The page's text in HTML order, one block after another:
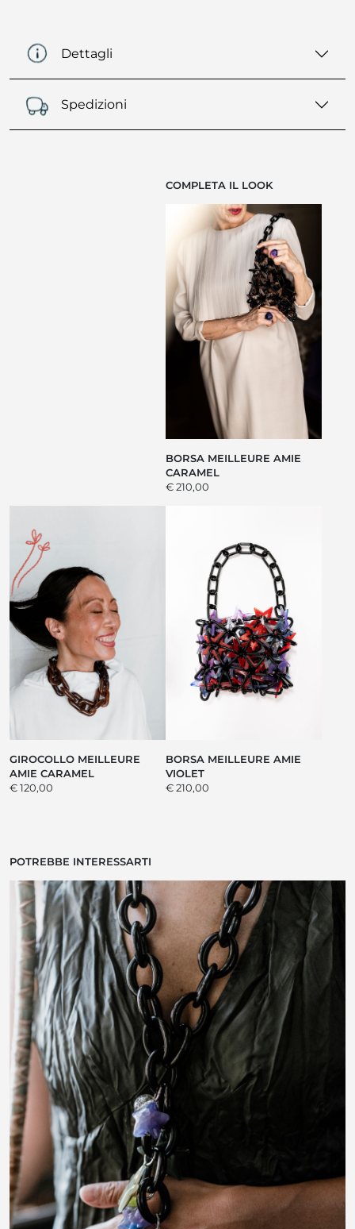
Dettagli
Spedizioni
COMPLETA IL LOOK
BORSA MEILLEURE AMIE
CARAMEL
€ 210,00
GIROCOLLO MEILLEURE
AMIE CARAMEL
€ 120,00
BORSA MEILLEURE AMIE
VIOLET
€ 210,00
POTREBBE INTERESSARTI